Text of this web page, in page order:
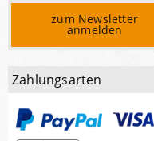
zum Newsletter
anmelden
Zahlungsarten